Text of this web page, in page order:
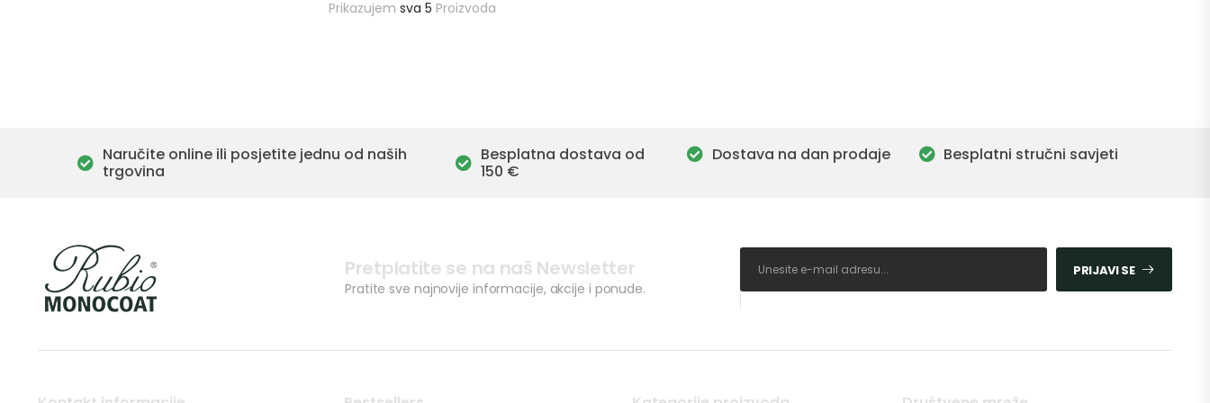
Prikazujem sva 5 Proizvoda
Naručite online ili posjetite jednu od naših
trgovina
Besplatna dostava od
150 €
Dostava na dan prodaje Besplatni stručni savjeti
Pretplatite se na naš Newsletter
Pratite sve najnovije informacije, akcije i ponude.
PRIJAVI SE